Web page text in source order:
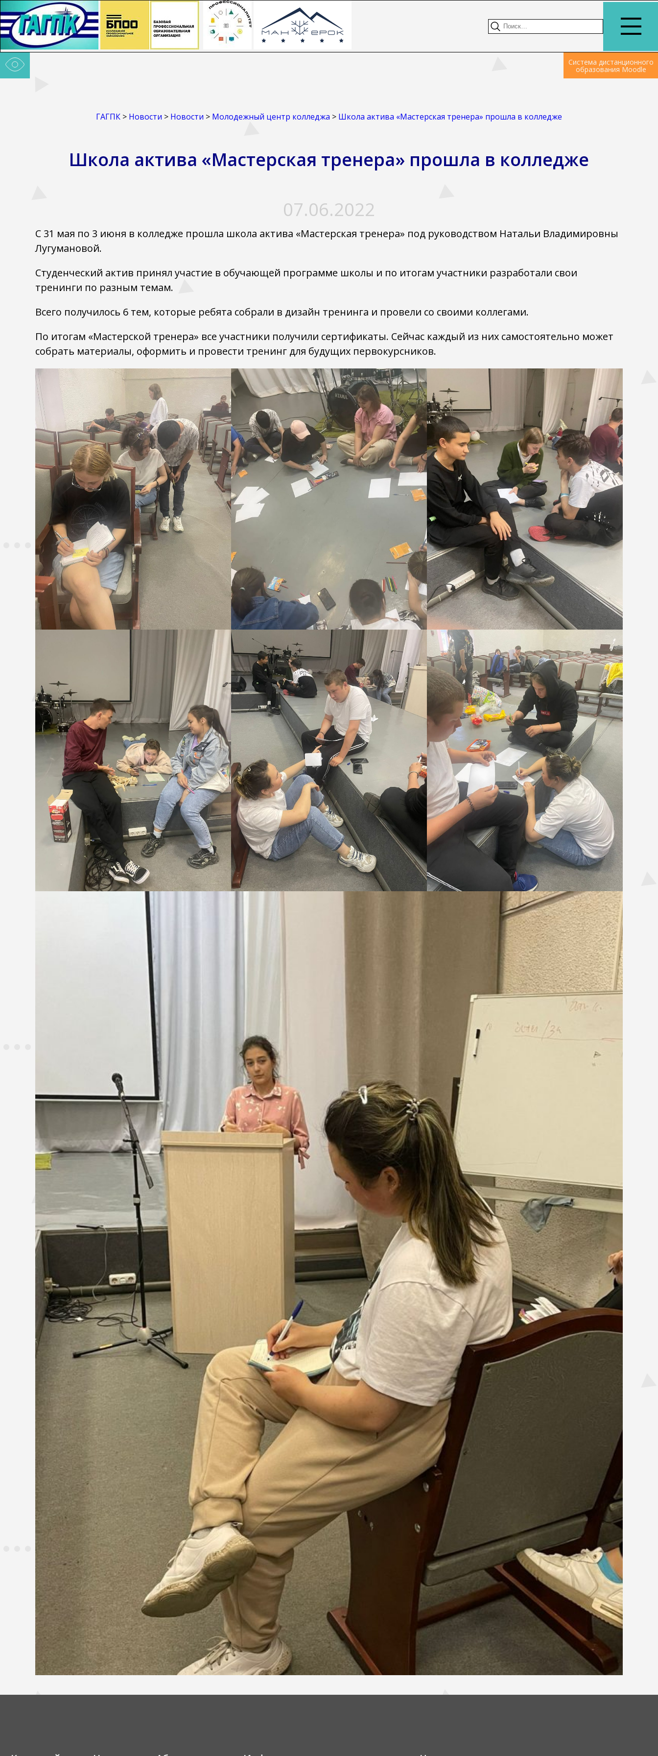
Система дистанционного
образования Moodle
ГАГПК > Новости > Новости > Молодежный центр колледжа > Школа актива «Мастерская тренера» прошла в колледже
Школа актива «Мастерская тренера» прошла в колледже
07.06.2022
С 31 мая по 3 июня в колледже прошла школа актива «Мастерская тренера» под руководством Натальи Владимировны
Лугумановой.
Студенческий актив принял участие в обучающей программе школы и по итогам участники разработали свои
тренинги по разным темам.
Всего получилось 6 тем, которые ребята собрали в дизайн тренинга и провели со своими коллегами.
По итогам «Мастерской тренера» все участники получили сертификаты. Сейчас каждый из них самостоятельно может
собрать материалы, оформить и провести тренинг для будущих первокурсников.